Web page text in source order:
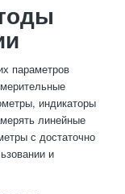
параметров
индикаторы
линейные
с достаточно
и